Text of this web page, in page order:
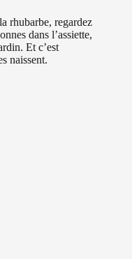
rhubarbe, regardez
dans l’assiette,
Et c’est
naissent.